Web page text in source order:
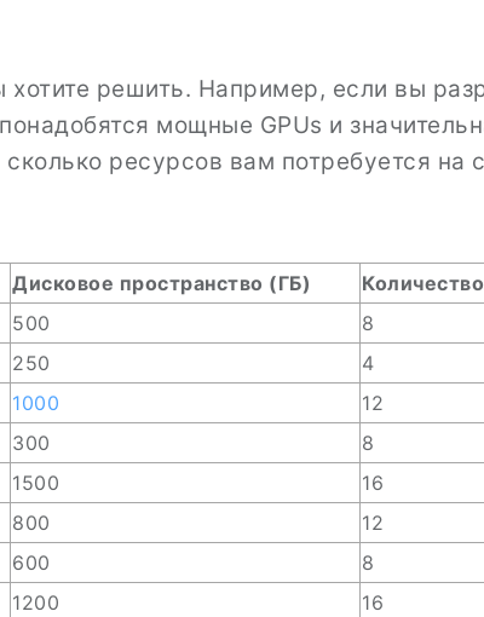
хотите решить. Например, если вы
мощные GPUs и
сколько ресурсов вам потребуется на
Дисковое пространство (ГБ)
500 8
250 4
1000 12
300 8
1500 16
800 12
600 8
1200 16